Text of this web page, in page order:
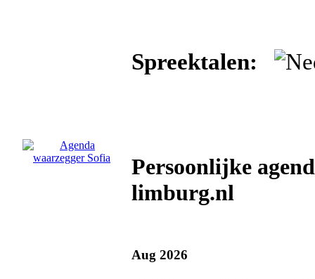
Spreektalen:
Persoonlijke
limburg.nl
Aug 2026